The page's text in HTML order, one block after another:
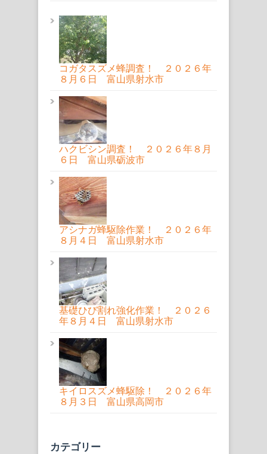
コガタスズメ蜂調査！ ２０２６年
８月６日 富山県射水市
ハクビシン調査！ ２０２６年８月
６日 富山県砺波市
アシナガ蜂駆除作業！ ２０２６年
８月４日 富山県射水市
基礎ひび割れ強化作業！ ２０２６
年８月４日 富山県射水市
キイロスズメ蜂駆除！ ２０２６年
８月３日 富山県高岡市
カテゴリー